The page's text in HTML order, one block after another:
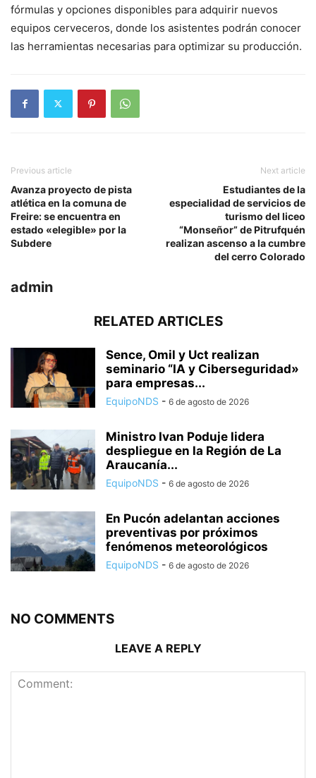
fórmulas y opciones disponibles para adquirir nuevos
equipos cerveceros, donde los asistentes podrán conocer
las herramientas necesarias para optimizar su producción.
Previous article
Avanza proyecto de pista
atlética en la comuna de
Freire: se encuentra en
estado «elegible» por la
Subdere
Next article
Estudiantes de la
especialidad de servicios de
turismo del liceo
“Monseñor” de Pitrufquén
realizan ascenso a la cumbre
del cerro Colorado
admin
RELATED ARTICLES
Sence, Omil y Uct realizan
seminario “IA y Ciberseguridad»
para empresas...
EquipoNDS - 6 de agosto de 2026
Ministro Ivan Poduje lidera
despliegue en la Región de La
Araucanía...
EquipoNDS - 6 de agosto de 2026
En Pucón adelantan acciones
preventivas por próximos
fenómenos meteorológicos
EquipoNDS - 6 de agosto de 2026
NO COMMENTS
LEAVE A REPLY